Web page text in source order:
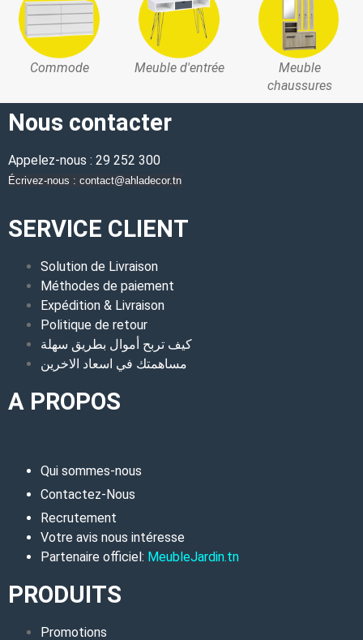
Commode Meuble d'entrée
Meuble
chaussures
Nous contacter
Appelez-nous : 29 252 300
Écrivez-nous : contact@ahladecor.tn
SERVICE CLIENT
Solution de Livraison
Méthodes de paiement
Expédition & Livraison
Politique de retour
كيف تربح أموال بطريق سهلة
مساهمتك في اسعاد الاخرين
A PROPOS
Qui sommes-nous
Contactez-Nous
Recrutement
Votre avis nous intéresse
Partenaire officiel: MeubleJardin.tn
PRODUITS
Promotions